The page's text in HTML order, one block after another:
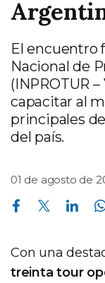
El encuentro
Nacional de
(INPROTUR
capacitar al
principales
del país.
01 de agosto de
Compartir en Facebook Compartir en Twitter Compartir en Linkedin Compartir en Whatsapp
Con una
treinta tour